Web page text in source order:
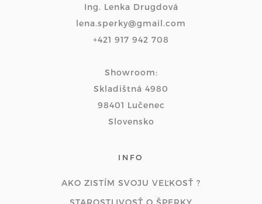
Ing. Lenka Drugdová
lena.sperky@gmail.com
+421 917 942 708
Showroom:
Skladištná 4980
98401 Lučenec
Slovensko
INFO
AKO ZISTÍM SVOJU VEĽKOSŤ ?
STAROSTLIVOSŤ O ŠPERKY